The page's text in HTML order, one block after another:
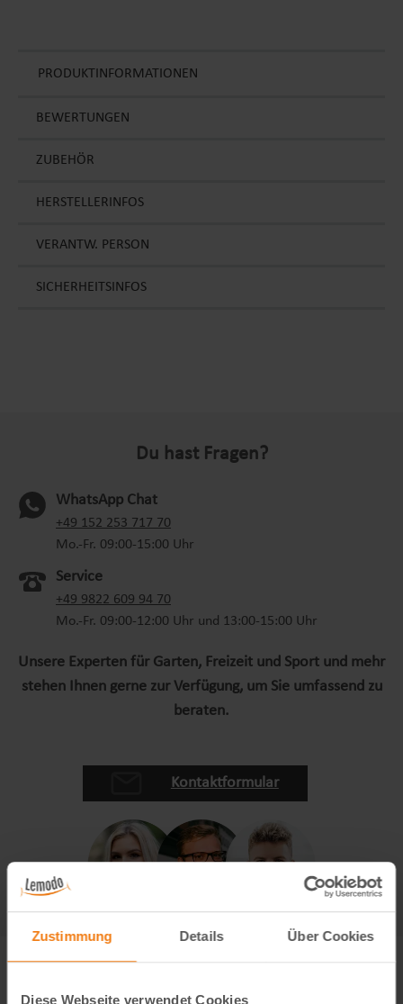
Zustimmung Details Über Cookies
Diese Webseite verwendet Cookies
PRODUKTINFORMATIONEN
BEWERTUNGEN
ZUBEHÖR
HERSTELLERINFOS
VERANTW. PERSON
SICHERHEITSINFOS
Du hast Fragen?
WhatsApp Chat
+49 152 253 717 70
Mo.-Fr. 09:00-15:00 Uhr
Service
+49 9822 609 94 70
Mo.-Fr. 09:00-12:00 Uhr und 13:00-15:00 Uhr
Unsere Experten für Garten, Freizeit und Sport und mehr
stehen Ihnen gerne zur Verfügung, um Sie umfassend zu
beraten.
Kontaktformular